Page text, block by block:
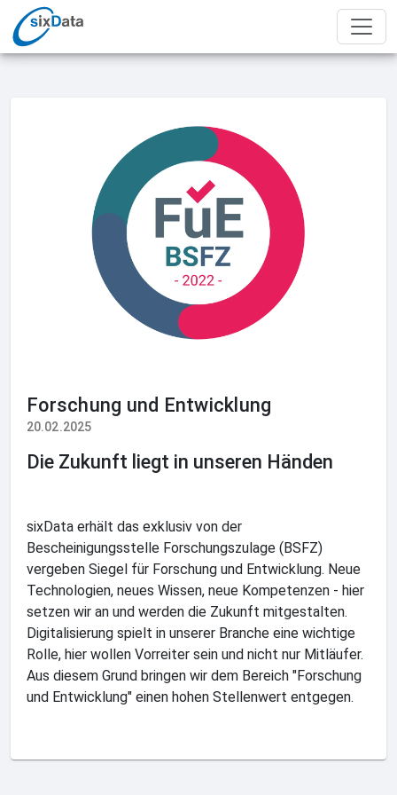
Forschung und Entwicklung
20.02.2025
Die Zukunft liegt in unseren Händen
sixData erhält das exklusiv von der
Bescheinigungsstelle Forschungszulage (BSFZ)
vergeben Siegel für Forschung und Entwicklung. Neue
Technologien, neues Wissen, neue Kompetenzen - hier
setzen wir an und werden die Zukunft mitgestalten.
Digitalisierung spielt in unserer Branche eine wichtige
Rolle, hier wollen Vorreiter sein und nicht nur Mitläufer.
Aus diesem Grund bringen wir dem Bereich "Forschung
und Entwicklung" einen hohen Stellenwert entgegen.